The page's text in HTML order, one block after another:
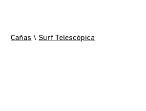
Cañas \ Surf Telescópica